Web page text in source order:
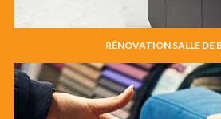
RÉNOVATION SALLE DE